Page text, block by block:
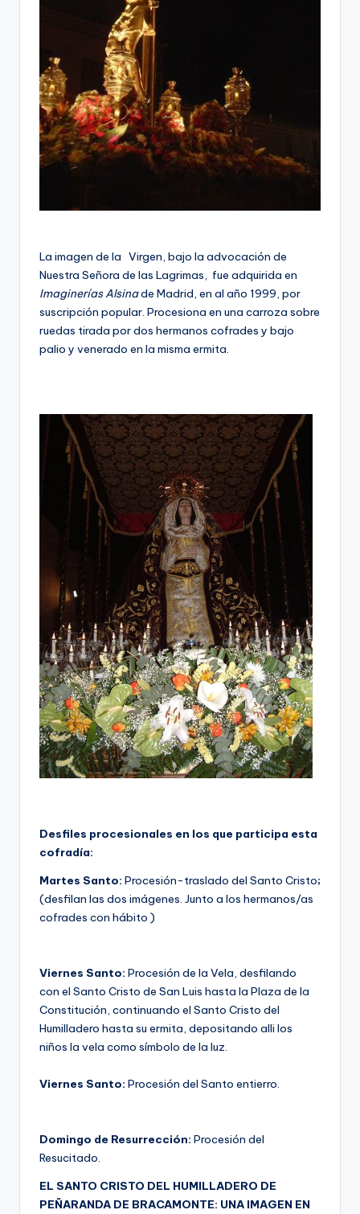
La imagen de la Virgen, bajo la advocación de
Nuestra Señora de las Lagrimas, fue adquirida en
Imaginerías Alsinade Madrid, en al año 1999, por
suscripción popular. Procesiona en una carroza sobre
ruedas tirada por dos hermanos cofrades y bajo
palio y venerado en la misma ermita.
Desfiles procesionales en los que participa esta
cofradía:
Martes Santo: Procesión-traslado del Santo Cristo;
(desfilan las dos imágenes. Junto a los hermanos/as
cofrades con hábito )
Viernes Santo: Procesión de la Vela, desfilando
con el Santo Cristo de San Luis hasta la Plaza de la
Constitución, continuando el Santo Cristo del
Humilladero hasta su ermita, depositando alli los
niños la vela como símbolo de la luz.
Viernes Santo: Procesión del Santo entierro.
Domingo de Resurrección: Procesión del
Resucitado.
EL SANTO CRISTO DEL HUMILLADERO DE
PEÑARANDA DE BRACAMONTE: UNA IMAGEN EN